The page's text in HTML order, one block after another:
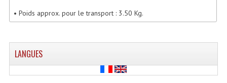
Enregistreur Numérique
Limiteur De Niveau Sonore
• Poids approx. pour le transport : 3.50 Kg.
LANGUES